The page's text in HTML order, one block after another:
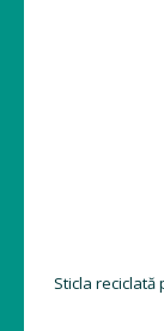
Sticla reciclată